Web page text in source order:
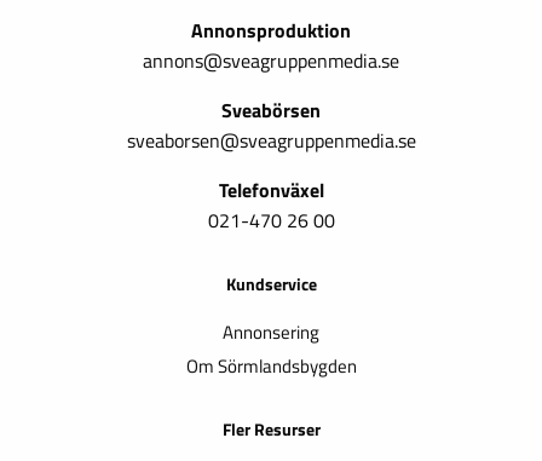
Annonsproduktion
annons@sveagruppenmedia.se
Sveabörsen
sveaborsen@sveagruppenmedia.se
Telefonväxel
021-470 26 00
Kundservice
Annonsering
Om Sörmlandsbygden
Fler Resurser